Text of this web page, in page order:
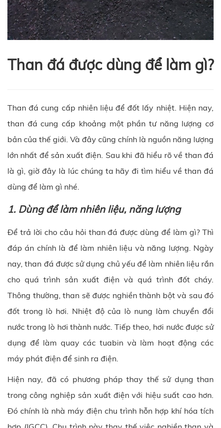
Than đá được dùng để làm gì?
Than đá cung cấp nhiên liệu để đốt lấy nhiệt. Hiện nay,
than đá cung cấp khoảng một phần tư năng lượng cơ
bản của thế giới. Và đây cũng chính là nguồn năng lượng
lớn nhất để sản xuất điện. Sau khi đã hiểu rõ về than đá
là gì, giờ đây là lúc chúng ta hãy đi tìm hiểu về than đá
dùng để làm gì nhé.
1. Dùng để làm nhiên liệu, năng lượng
Để trả lời cho câu hỏi than đá được dùng để làm gì? Thì
đáp án chính là để làm nhiên liệu và năng lượng. Ngày
nay, than đá được sử dụng chủ yếu để làm nhiên liệu rắn
cho quá trình sản xuất điện và quá trình đốt cháy.
Thông thường, than sẽ được nghiền thành bột và sau đó
đốt trong lò hơi. Nhiệt độ của lò nung làm chuyển đổi
nước trong lò hơi thành nước. Tiếp theo, hơi nước được sử
dụng để làm quay các tuabin và làm hoạt động các
máy phát điện để sinh ra điện.
Hiện nay, đã có phương pháp thay thế sử dụng than
trong công nghiệp sản xuất điện với hiệu suất cao hơn.
Đó chính là nhà máy điện chu trình hỗn hợp khí hóa tích